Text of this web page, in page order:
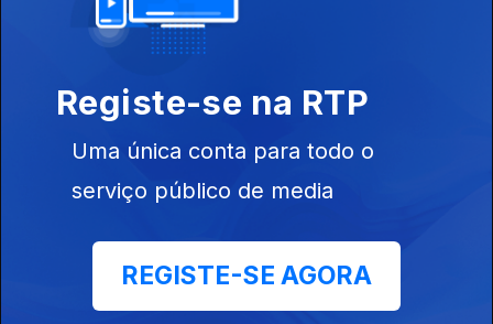
Registe-se na RTP
Uma única conta para todo o
serviço público de media
REGISTE-SE AGORA